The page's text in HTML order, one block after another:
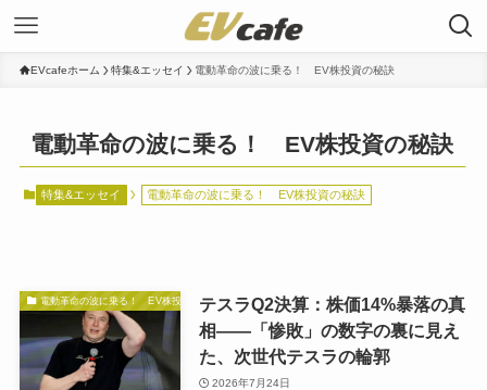
EVcafeホーム 特集&エッセイ 電動革命の波に乗る！ EV株投資の秘訣
電動革命の波に乗る！ EV株投資の秘訣
特集&エッセイ 電動革命の波に乗る！ EV株投資の秘訣
電動革命の波に乗る！ EV株投資の秘訣テスラQ2決算：株価14%暴落の真
相——「惨敗」の数字の裏に見え
た、次世代テスラの輪郭
2026年7月24日